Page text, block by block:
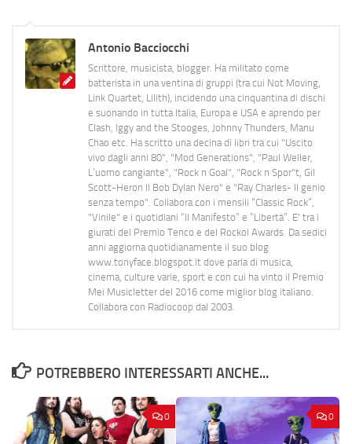
Antonio Bacciocchi
Scrittore, musicista, blogger. Ha militato come
batterista in una ventina di gruppi (tra cui Not Moving,
Link Quartet, Lilith), incidendo una cinquantina di dischi
e suonando in tutta Italia, Europa e USA e aprendo per
Clash, Iggy and the Stooges, Johnny Thunders, Manu
Chao etc. Ha scritto una decina di libri tra cui "Uscito
vivo dagli anni 80", "Mod Generations", "Paul Weller,
L’uomo cangiante", "Rock n Goal", "Rock n Spor"t, Gil
Scott-Heron Il Bob Dylan Nero" e "Ray Charles- Il genio
senza tempo". Collabora con i mensili “Classic Rock”,
"Vinile" e i quotidiani “Il Manifesto” e “Libertà”. E' tra i
giurati del Premio Tenco e del Rockol Awards. Da sedici
anni aggiorna quotidianamente il suo blog
www.tonyface.blogspot.it dove parla di musica,
cinema, culture varie, sport e con cui ha vinto il Premio
Mei Musicletter del 2016 come miglior blog italiano.
Collabora con Radiocoop dal 2003.
POTREBBERO INTERESSARTI ANCHE...
0 0